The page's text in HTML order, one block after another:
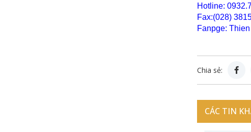
Hotline:
Fax:(028) 38
Fanpge:
Chia sẻ:
CÁC TIN